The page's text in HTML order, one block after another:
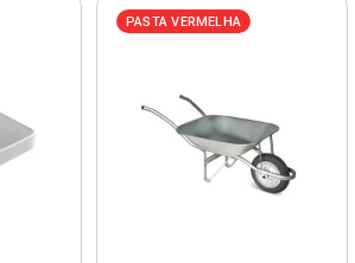
PASTA VERMELHA